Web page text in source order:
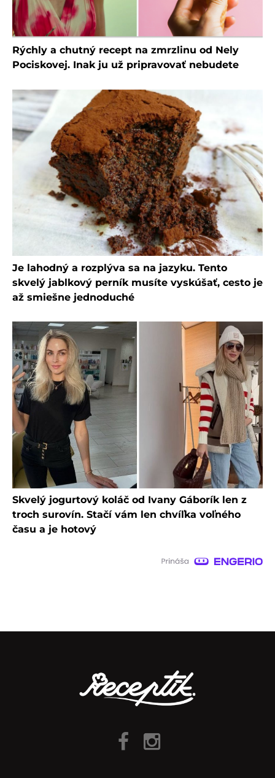
Rýchly a chutný recept na zmrzlinu od Nely
Pociskovej. Inak ju už pripravovať nebudete
Je lahodný a rozplýva sa na jazyku. Tento
skvelý jablkový perník musíte vyskúšať, cesto je
až smiešne jednoduché
Skvelý jogurtový koláč od Ivany Gáborík len z
troch surovín. Stačí vám len chvíľka voľného
času a je hotový